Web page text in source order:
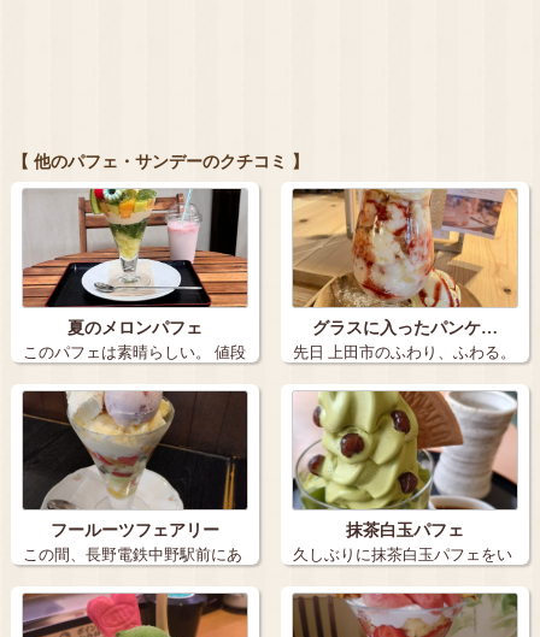
【 他のパフェ・サンデーのクチコミ 】
夏のメロンパフェ
このパフェは素晴らしい。 値段
も見た目…
グラスに入ったパンケ…
先日 上田市のふわり、ふわる。
さんへ行っ…
フールーツフェアリー
この間、長野電鉄中野駅前にあ
る、ステイ …
抹茶白玉パフェ
久しぶりに抹茶白玉パフェをい
ただきました…